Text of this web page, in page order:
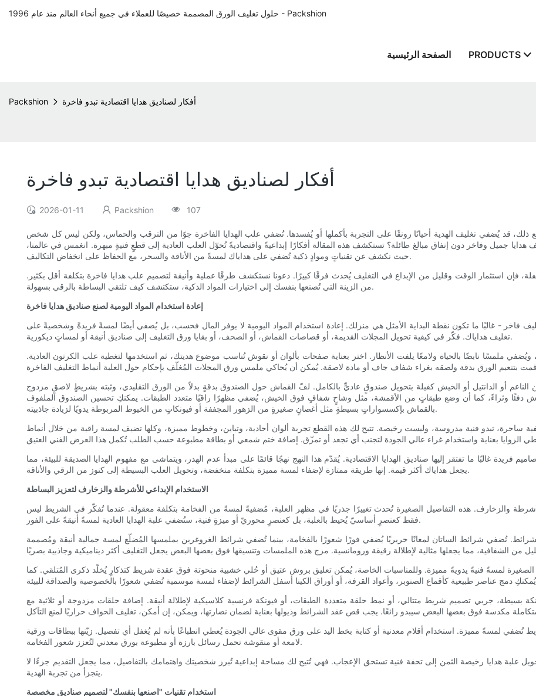
حلول تغليف الورق المصممة خصيصًا للعملاء في جميع أنحاء العالم منذ عام 1996 - Packshion
الصفحة الرئيسية PRODUCTS
Packshion أفكار لصناديق هدايا اقتصادية تبدو فاخرة
أفكار لصناديق هدايا اقتصادية تبدو فاخرة
2026-01-11 Packshion 107
ذلك، قد يُضفي تغليف الهدية أحيانًا رونقًا على التجربة بأكملها أو يُفسدها. تُضفي علب الهدايا الفاخرة جوًا من الترقب والحماس، ولكن ليس كل شخص
جميل وفاخر دون إنفاق مبالغ طائلة؟ تستكشف هذه المقالة أفكارًا إبداعيةً واقتصاديةً تُحوّل العلب العادية إلى قطعٍ فنيةٍ مبهرة. انغمس في عالمنا،
حيث نكشف عن تقنياتٍ وموادٍ ذكية تُضفي على هداياك لمسةً من الأناقة والسحر، مع الحفاظ على انخفاض التكاليف.
فإن استثمار الوقت وقليل من الإبداع في التغليف يُحدث فرقًا كبيرًا. دعونا نستكشف طرقًا عملية وأنيقة لتصميم علب هدايا فاخرة بتكلفة أقل بكثير.
من الزينة التي تُصنعها بنفسك إلى اختيارات المواد الذكية، ستكتشف كيف تلتقي البساطة بالرقي بسهولة.
إعادة استخدام المواد اليومية لصنع صناديق هدايا فاخرة
فاخر - غالبًا ما تكون نقطة البداية الأمثل هي منزلك. إعادة استخدام المواد اليومية لا يوفر المال فحسب، بل يُضفي أيضًا لمسةً فريدةً وشخصيةً على
تغليف هداياك. فكّر في كيفية تحويل المجلات القديمة، أو قصاصات القماش، أو الصحف، أو بقايا ورق التغليف إلى صناديق أنيقة أو لمساتٍ ديكورية.
ملمسًا نابضًا بالحياة ولامعًا يلفت الأنظار. اختر بعناية صفحات بألوان أو نقوش تُناسب موضوع هديتك، ثم استخدمها لتغطية علب الكرتون العادية.
أو الدانتيل أو الخيش كفيلة بتحويل صندوقٍ عاديٍّ بالكامل. لفّ القماش حول الصندوق بدقةٍ بدلاً من الورق التقليدي، وثبته بشريطٍ لاصقٍ مزدوج
وثراءً، كما أن وضع طبقاتٍ من الأقمشة، مثل وشاحٍ شفافٍ فوق الخيش، يُضفي مظهرًا راقيًا متعدد الطبقات. يمكنكِ تحسين الصندوق الملفوف
بالقماش بإكسسواراتٍ بسيطةٍ مثل أغصانٍ صغيرةٍ من الزهور المجففة أو فيونكاتٍ من الخيوط المربوطة يدويًا لزيادة جاذبيته.
تبدو فنية مدروسة، وليست رخيصة. تتيح لك هذه القطع تجربة ألوان أحادية، وتباين، وخطوط مميزة، وكلها تضيف لمسة راقية من خلال أنماط
فريدة غالبًا ما تفتقر إليها صناديق الهدايا الاقتصادية. يُقدّم هذا النهج نهجًا قائمًا على مبدأ عدم الهدر، ويتماشى مع مفهوم الهدايا الصديقة للبيئة، مما
يجعل هداياك أكثر قيمة. إنها طريقة ممتازة لإضفاء لمسة مميزة بتكلفة منخفضة، وتحويل العلب البسيطة إلى كنوز من الرقي والأناقة.
الاستخدام الإبداعي للأشرطة والزخارف لتعزيز البساطة
والزخارف. هذه التفاصيل الصغيرة تُحدث تغييرًا جذريًا في مظهر العلبة، مُضفيةً لمسةً من الفخامة بتكلفة معقولة. عندما تُفكّر في الشريط ليس
فقط كعنصرٍ أساسيّ يُحيط بالعلبة، بل كعنصرٍ محوريّ أو ميزةٍ فنية، ستُضفي علبة الهدايا العادية لمسةً أنيقةً على الفور.
تُضفي شرائط الساتان لمعانًا حريريًا يُضفي فورًا شعورًا بالفخامة، بينما تُضفي شرائط الغروغرين بملمسها المُضلّع لمسة جمالية أنيقة ومُصممة
الصغيرة لمسةً فنيةً يدويةً مميزة. وللمناسبات الخاصة، يُمكن تعليق بروش عتيق أو حُلي خشبية منحوتة فوق عقدة شريط كتذكارٍ يُخلّد ذكرى المُتلقي. كما
بسيطة، جربي تصميم شريط متتالي، أو نمط حلقة متعددة الطبقات، أو فيونكة فرنسية كلاسيكية لإطلالة أنيقة. إضافة حلقات مزدوجة أو ثلاثية مع
لمسةً مميزة. استخدام أقلام معدنية أو كتابة بخط اليد على ورق مقوى عالي الجودة يُعطي انطباعًا بأنه لم يُغفل أي تفصيل. زيّنها ببطاقات ورقية
لامعة أو منقوشة تحمل رسائل بارزة أو مطبوعة بورق معدني لتُعزز شعور الفخامة.
علبة هدايا رخيصة الثمن إلى تحفة فنية تستحق الإعجاب. فهي تُتيح لك مساحة إبداعية تُبرز شخصيتك واهتمامك بالتفاصيل، مما يجعل التقديم جزءًا لا
يتجزأ من تجربة الهدية.
استخدام تقنيات "اصنعها بنفسك" لتصميم صناديق مخصصة